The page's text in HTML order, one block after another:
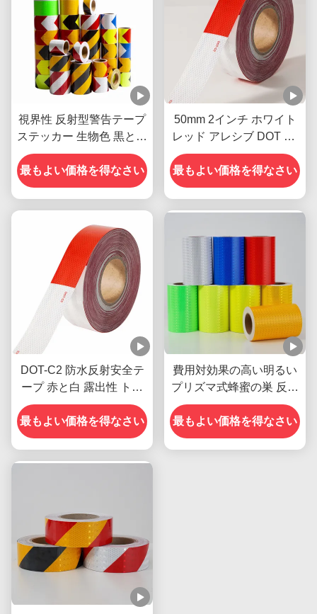
視界性 反射型警告テープ
ステッカー 生物色 黒と黄
色
最もよい価格を得なさい
50mm 2インチ ホワイト
レッド アレシブ DOT C2
reflektive 安全テープ 自動
車用トラックに貼り付け
最もよい価格を得なさい
DOT-C2 防水反射安全テ
ープ 赤と白 露出性 トレ
ーラー用の接着剤 交通標
識製品
最もよい価格を得なさい
費用対効果の高い明るい
プリズマ式蜂蜜の巣 反射
性 透明性 安全マークテー
プ
最もよい価格を得なさい